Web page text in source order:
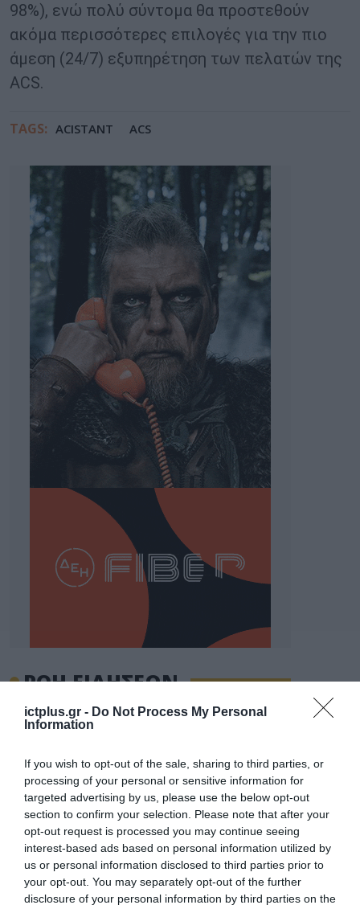
ictplus.gr - Do Not Process My Personal
Information
If you wish to opt-out of the sale, sharing to third parties, or
processing of your personal or sensitive information for
targeted advertising by us, please use the below opt-out
section to confirm your selection. Please note that after your
opt-out request is processed you may continue seeing
interest-based ads based on personal information utilized by
us or personal information disclosed to third parties prior to
your opt-out. You may separately opt-out of the further
disclosure of your personal information by third parties on the
98%), ενώ πολύ σύντομα θα προστεθούν
ακόμα περισσότερες επιλογές για την πιο
άμεση (24/7) εξυπηρέτηση των πελατών της
ACS.
TAGS: ACISTANT ACS
ΡΟΗ ΕΙΔΗΣΕΩΝ
Το χρηματοδοτούμενο
από την ΕΕ έργο “The
ενισχύει την ασφάλεια
των παιδιών στο
διαδίκτυο
31.07.2026
ΑΑΔΕ: Διευκρινίσεις
για τα πρόστιμα σε
παραβάσεις που
αφορούν τους ΦΗΜ
31.07.2026
Σ. Καλαφάτης: «Η